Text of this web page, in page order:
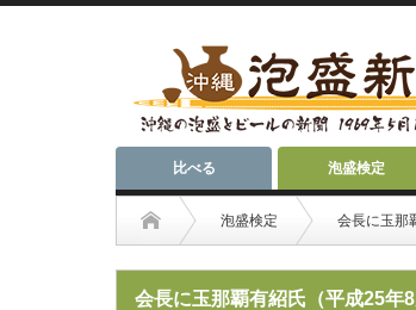
比べる 泡盛検定
泡盛検定 会長に玉那
会長に玉那覇有紹氏（平成25年8